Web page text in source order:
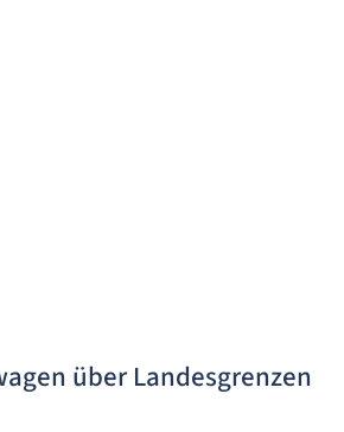
über Landesgrenzen